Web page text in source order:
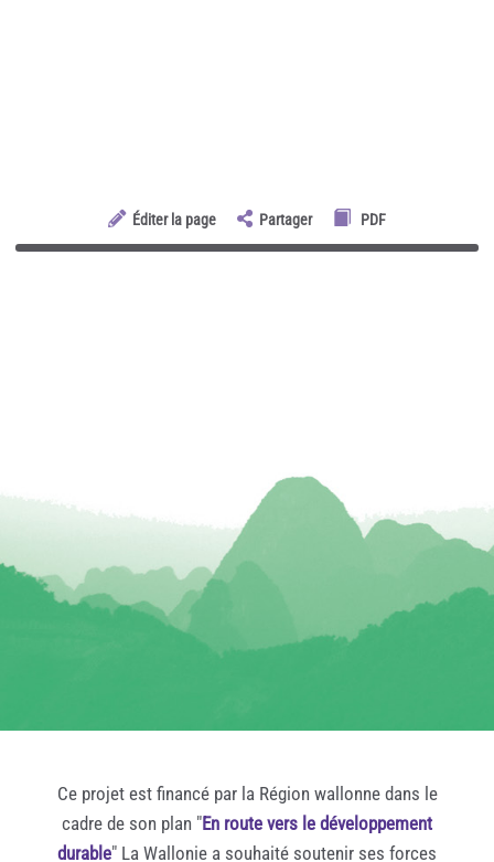
Éditer la page Partager PDF
Ce projet est financé par la Région wallonne dans le
cadre de son plan "En route vers le développement
durable" La Wallonie a souhaité soutenir ses forces